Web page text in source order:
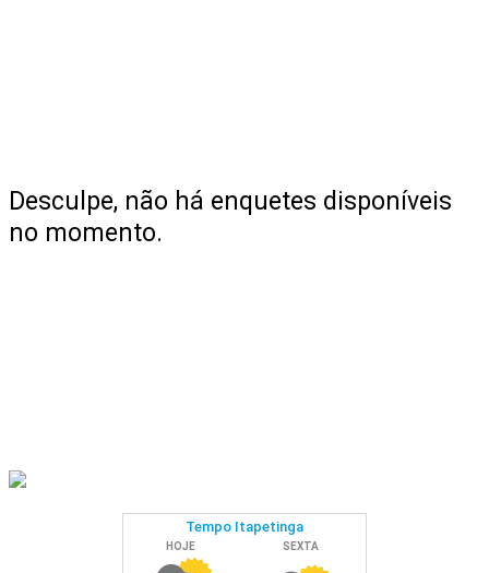
Desculpe, não há enquetes disponíveis
no momento.